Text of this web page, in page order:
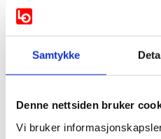
Samtykke
Denne nettsiden bruker
Vi bruker
Vis mer
AP MDG
SV